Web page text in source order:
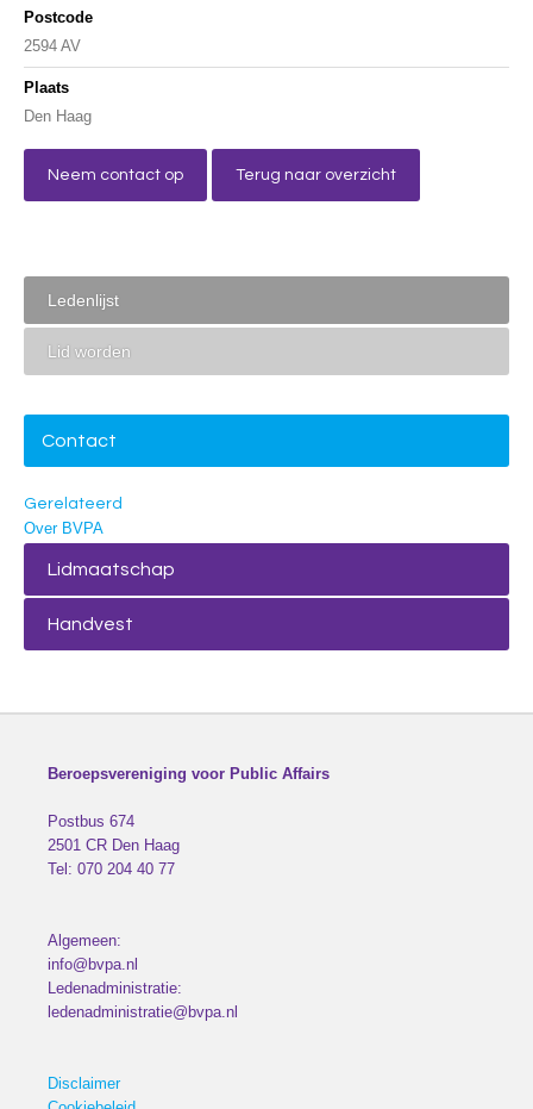
Postcode
2594 AV
Plaats
Den Haag
Neem contact op Terug naar overzicht
Ledenlijst
Lid worden
Contact
Gerelateerd
Over BVPA
Lidmaatschap
Handvest
Beroepsvereniging voor Public Affairs
Postbus 674
2501 CR Den Haag
Tel: 070 204 40 77
Algemeen:
info@bvpa.nl
Ledenadministratie:
ledenadministratie@bvpa.nl
Disclaimer